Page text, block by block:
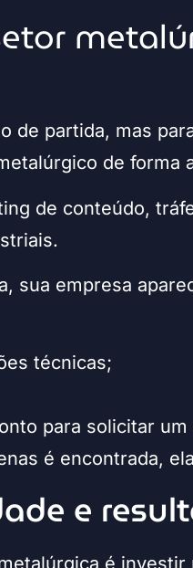
de partida, mas
de forma
de conteúdo,
sua empresa
técnicas;
para solicitar
é encontrada,
e
é